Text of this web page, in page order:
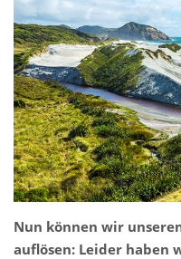
Nun können wir
auflösen: Leider haben